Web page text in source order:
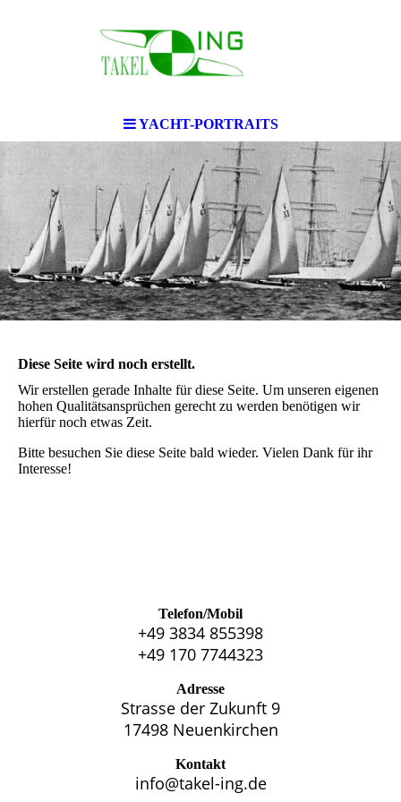
YACHT-PORTRAITS
Diese Seite wird noch erstellt.
Wir erstellen gerade Inhalte für diese Seite. Um unseren eigenen
hohen Qualitätsansprüchen gerecht zu werden benötigen wir
hierfür noch etwas Zeit.
Bitte besuchen Sie diese Seite bald wieder. Vielen Dank für ihr
Interesse!
Telefon/Mobil
+49 3834 855398
+49 170 7744323
Adresse
Strasse der Zukunft 9
17498 Neuenkirchen
Kontakt
info@takel-ing.de